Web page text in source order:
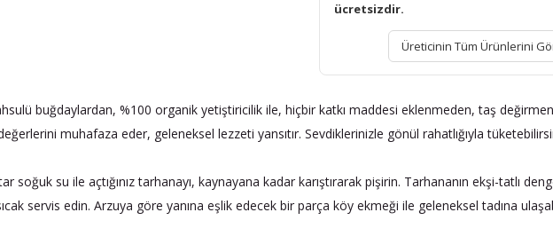
ücretsizdir.
Üreticinin Tüm Ürünlerini
buğdaylardan, %100 organik yetiştiricilik ile, hiçbir katkı maddesi eklenmeden, taş
muhafaza eder, geleneksel lezzeti yansıtır. Sevdiklerinizle gönül rahatlığıyla
soğuk su ile açtığınız tarhanayı, kaynayana kadar karıştırarak pişirin. Tarhananın ekşi-tatlı
servis edin. Arzuya göre yanına eşlik edecek bir parça köy ekmeği ile geleneksel tadına